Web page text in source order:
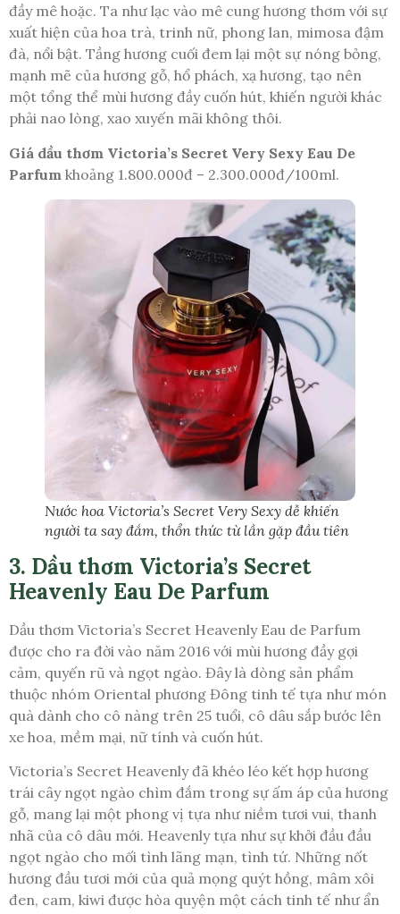
đầy mê hoặc. Ta như lạc vào mê cung hương thơm với sự
xuất hiện của hoa trà, trinh nữ, phong lan, mimosa đậm
đà, nổi bật. Tầng hương cuối đem lại một sự nóng bỏng,
mạnh mẽ của hương gỗ, hổ phách, xạ hương, tạo nên
một tổng thể mùi hương đầy cuốn hút, khiến người khác
phải nao lòng, xao xuyến mãi không thôi.
Giá dầu thơm Victoria’s Secret Very Sexy Eau De
Parfum khoảng 1.800.000đ – 2.300.000đ/100ml.
Nước hoa Victoria’s Secret Very Sexy dễ khiến
người ta say đắm, thổn thức từ lần gặp đầu tiên
3. Dầu thơm Victoria’s Secret
Heavenly Eau De Parfum
Dầu thơm Victoria’s Secret Heavenly Eau de Parfum
được cho ra đời vào năm 2016 với mùi hương đầy gợi
cảm, quyến rũ và ngọt ngào. Đây là dòng sản phẩm
thuộc nhóm Oriental phương Đông tinh tế tựa như món
quà dành cho cô nàng trên 25 tuổi, cô dâu sắp bước lên
xe hoa, mềm mại, nữ tính và cuốn hút.
Victoria’s Secret Heavenly đã khéo léo kết hợp hương
trái cây ngọt ngào chìm đắm trong sự ấm áp của hương
gỗ, mang lại một phong vị tựa như niềm tươi vui, thanh
nhã của cô dâu mới. Heavenly tựa như sự khởi đầu đầu
ngọt ngào cho mối tình lãng mạn, tình tứ. Những nốt
hương đầu tươi mới của quả mọng quýt hồng, mâm xôi
đen, cam, kiwi được hòa quyện một cách tinh tế như ẩn